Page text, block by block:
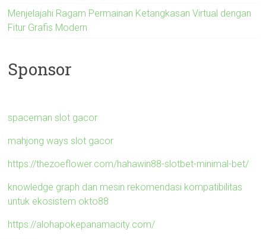
Menjelajahi Ragam Permainan Ketangkasan Virtual dengan
Fitur Grafis Modern
Sponsor
spaceman slot gacor
mahjong ways slot gacor
https://thezoeflower.com/hahawin88-slotbet-minimal-bet/
knowledge graph dan mesin rekomendasi kompatibilitas
untuk ekosistem okto88
https://alohapokepanamacity.com/